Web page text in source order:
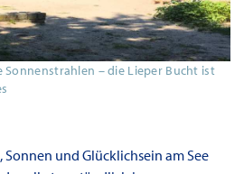
Sonnenstrahlen – die Lieper Bucht ist
Sonnen und Glücklichsein am See